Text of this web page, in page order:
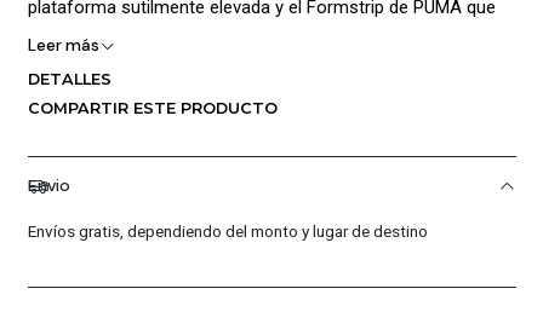
plataforma sutilmente elevada y el Formstrip de PUMA que
aporta un toque icónico y moderno.
¡Ventajas de Compra:
Distribuidores Autorizados.
Confianza Total.
Servicio al Cliente Premium.
Leer más
DETALLES
COMPARTIR ESTE PRODUCTO
Envio
Envíos gratis, dependiendo del monto y lugar de destino